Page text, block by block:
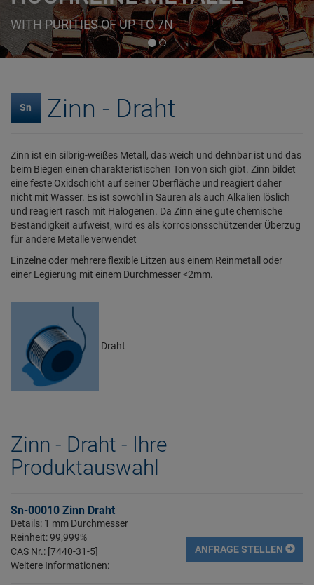
WITH PURITIES OF UP TO 7N
Sn Zinn - Draht
Zinn ist ein silbrig-weißes Metall, das weich und dehnbar ist und das
beim Biegen einen charakteristischen Ton von sich gibt. Zinn bildet
eine feste Oxidschicht auf seiner Oberfläche und reagiert daher
nicht mit Wasser. Es ist sowohl in Säuren als auch Alkalien löslich
und reagiert rasch mit Halogenen. Da Zinn eine gute chemische
Beständigkeit aufweist, wird es als korrosionsschützender Überzug
für andere Metalle verwendet
Einzelne oder mehrere flexible Litzen aus einem Reinmetall oder
einer Legierung mit einem Durchmesser <2mm.
Draht
Zinn - Draht - Ihre
Produktauswahl
Sn-00010 Zinn Draht
Details: 1 mm Durchmesser
Reinheit: 99,999%
CAS Nr.: [7440-31-5]
Weitere Informationen:
ANFRAGE STELLEN